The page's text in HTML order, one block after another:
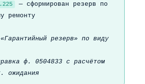
— сформирован резерв по
ремонту
резерв» по виду
ф. 0504833 с расчётом
ожидания